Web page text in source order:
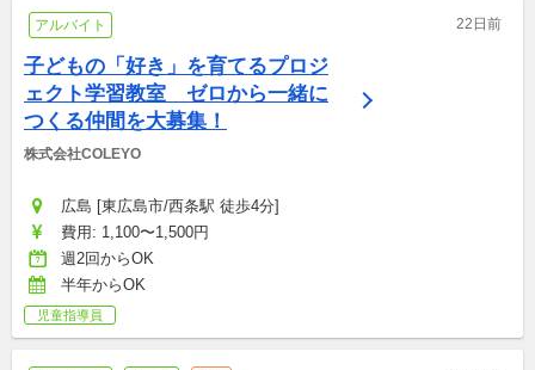
アルバイト 22日前
子どもの「好き」を育てるプロジ
ェクト学習教室　ゼロから一緒に
つくる仲間を大募集！
株式会社COLEYO
広島 [東広島市/西条駅 徒歩4分]
費用: 1,100〜1,500円
週2回からOK
半年からOK
児童指導員